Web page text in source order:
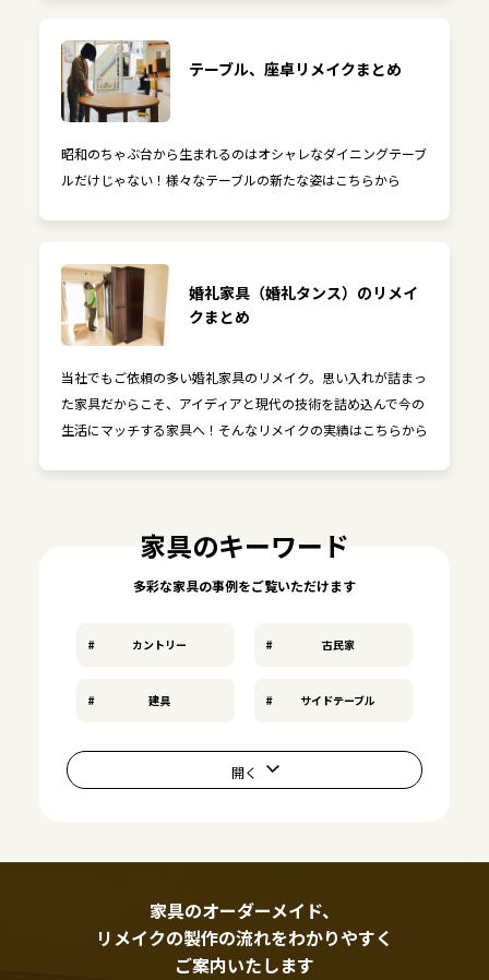
テーブル、座卓リメイクまとめ
昭和のちゃぶ台から生まれるのはオシャレなダイニングテーブ
ルだけじゃない！様々なテーブルの新たな姿はこちらから
婚礼家具（婚礼タンス）のリメイ
クまとめ
当社でもご依頼の多い婚礼家具のリメイク。思い入れが詰まっ
た家具だからこそ、アイディアと現代の技術を詰め込んで今の
生活にマッチする家具へ！そんなリメイクの実績はこちらから
家具のキーワード
多彩な家具の事例をご覧いただけます
カントリー 古民家
建具 サイドテーブル
家具のオーダーメイド、
リメイクの製作の流れをわかりやすく
ご案内いたします